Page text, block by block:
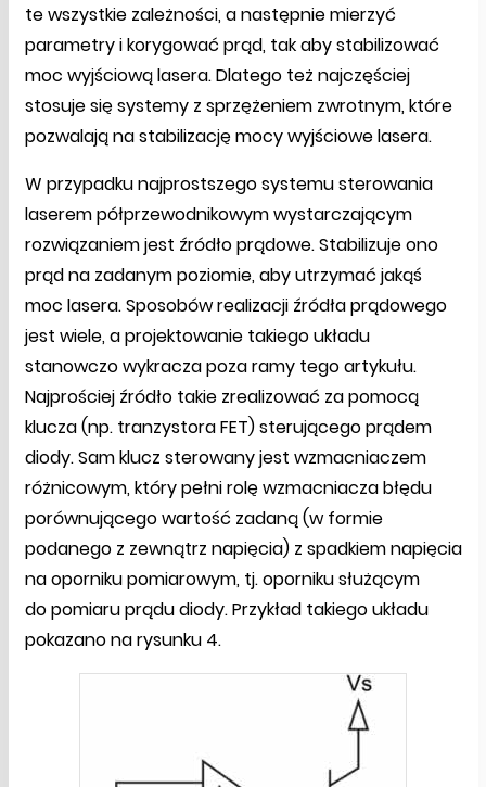
te wszystkie zależności, a następnie mierzyć
parametry i korygować prąd, tak aby stabilizować
moc wyjściową lasera. Dlatego też najczęściej
stosuje się systemy z sprzężeniem zwrotnym, które
pozwalają na stabilizację mocy wyjściowe lasera.
W przypadku najprostszego systemu sterowania
laserem półprzewodnikowym wystarczającym
rozwiązaniem jest źródło prądowe. Stabilizuje ono
prąd na zadanym poziomie, aby utrzymać jakąś
moc lasera. Sposobów realizacji źródła prądowego
jest wiele, a projektowanie takiego układu
stanowczo wykracza poza ramy tego artykułu.
Najprościej źródło takie zrealizować za pomocą
klucza (np. tranzystora FET) sterującego prądem
diody. Sam klucz sterowany jest wzmacniaczem
różnicowym, który pełni rolę wzmacniacza błędu
porównującego wartość zadaną (w formie
podanego z zewnątrz napięcia) z spadkiem napięcia
na oporniku pomiarowym, tj. oporniku służącym
do pomiaru prądu diody. Przykład takiego układu
pokazano na rysunku 4.